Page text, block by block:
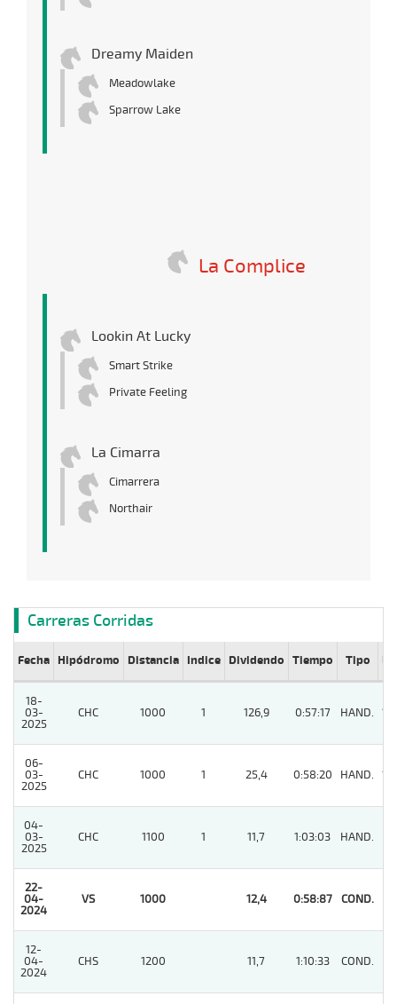
Dreamy Maiden
Meadowlake
Sparrow Lake
La Complice
Lookin At Lucky
Smart Strike
Private Feeling
La Cimarra
Cimarrera
Northair
Carreras Corridas
Fecha Hipódromo Distancia Indice Dividendo Tiempo Tipo Lº
18-
03-
2025
CHC 1000 1 126,9 0:57:17 HAND. 12
06-
03-
2025
CHC 1000 1 25,4 0:58:20 HAND. 12
04-
03-
2025
CHC 1100 1 11,7 1:03:03 HAND.
22-
04-
2024
VS 1000 12,4 0:58:87 COND.
12-
04-
2024
CHS 1200 11,7 1:10:33 COND.